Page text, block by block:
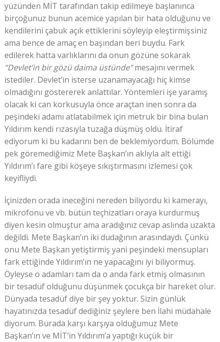
yüzünden MİT tarafından takip edilmeye başlanınca
birçoğunuz bunun acemice yapılan bir hata olduğunu ve
kendilerini çabuk açık ettiklerini söyleyip eleştirmişsiniz
ama bence de amaç en başından beri buydu. Fark
edilerek hatta varlıklarını da onun gözüne sokarak
“Devlet’in bir gözü daima üstünde”mesajını vermek
istediler. Devlet’in isterse uzanamayacağı hiç kimse
olmadığını göstererek anlattılar. Yöntemleri işe yaramış
olacak ki can korkusuyla önce araçtan inen sonra da
peşindeki adamı atlatabilmek için metruk bir bina bulan
Yıldırım kendi rızasıyla tuzağa düşmüş oldu. İtiraf
ediyorum ki bu kadarını ben de beklemiyordum. Bölümde
pek göremediğimiz Mete Başkan’ın aklıyla alt ettiği
Yıldırım’ı fare gibi köşeye sıkıştırmasını izlemesi çok
keyifliydi.
İçinizden orada ineceğini nereden biliyordu ki kamerayı,
mikrofonu ve vb. bütün teçhizatları oraya kurdurmuş
diyen kesin olmuştur ama aradığınız cevap aslında uzakta
değildi. Mete Başkan’ın iki dudağının arasındaydı. Çünkü
onu Mete Başkan yetiştirmiş yani peşindeki mensupları
fark ettiğinde Yıldırım’ın ne yapacağını iyi biliyormuş.
Öyleyse o adamları tam da o anda fark etmiş olmasının
bir tesadüf olduğunu düşünmek çocukça bir hareket olur.
Dünyada tesadüf diye bir şey yoktur. Sizin günlük
hayatınızda tesadüf dediğiniz şeylere ben İlahi müdahale
diyorum. Burada karşı karşıya olduğumuz Mete
Başkan’ın ve MİT’in Yıldırım’a yaptığı küçük bir